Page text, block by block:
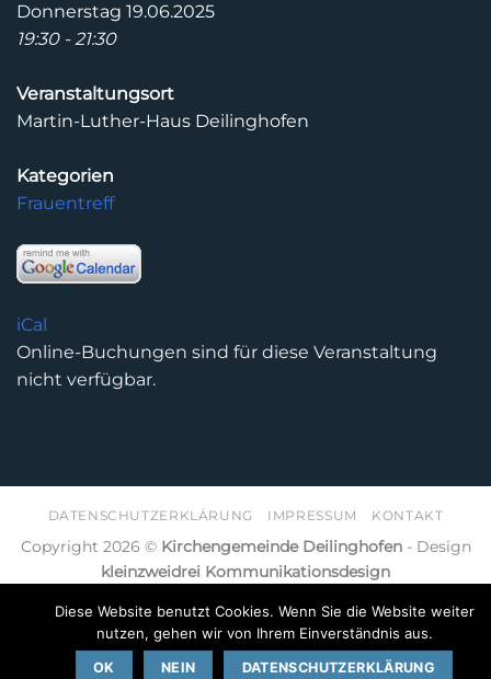
Donnerstag 19.06.2025
19:30 - 21:30
Veranstaltungsort
Martin-Luther-Haus Deilinghofen
Kategorien
Frauentreff
iCal
Online-Buchungen sind für diese Veranstaltung
nicht verfügbar.
DATENSCHUTZERKLÄRUNG IMPRESSUM KONTAKT
Copyright 2026 © Kirchengemeinde Deilinghofen- Design
kleinzweidrei Kommunikationsdesign
Diese Website benutzt Cookies. Wenn Sie die Website weiter
nutzen, gehen wir von Ihrem Einverständnis aus.
OK NEIN DATENSCHUTZERKLÄRUNG